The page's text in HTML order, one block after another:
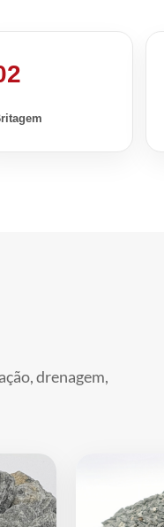
drenagem,